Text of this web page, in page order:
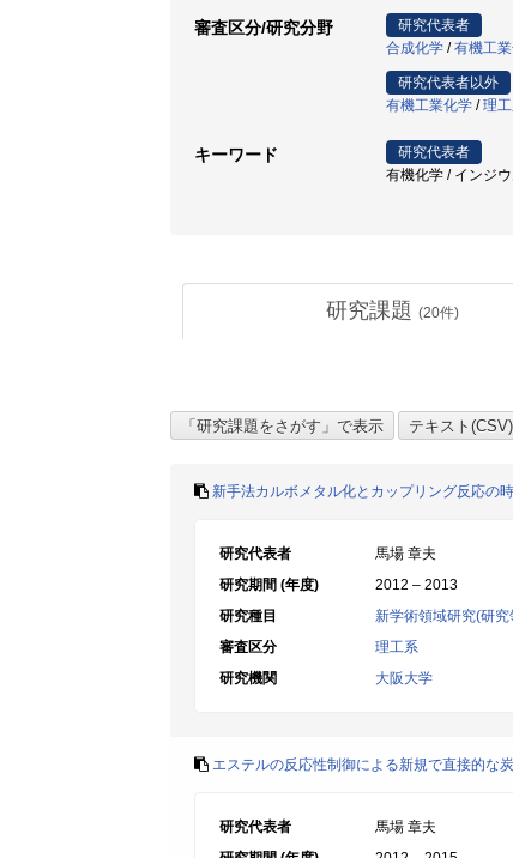
審査区分/研究分野
研究代表者
合成化学 /有機工
研究代表者以外
有機工業化学 /理
キーワード
研究代表者
有機化学 / インジ
研究課題 (20件)
新手法カルボメタル化とカップリング反応の
研究代表者
馬場 章夫
研究期間 (年度)
2012 – 2013
研究種目
新学術領域研究(研
審査区分
理工系
研究機関
大阪大学
エステルの反応性制御による新規で直接的な
研究代表者
馬場 章夫